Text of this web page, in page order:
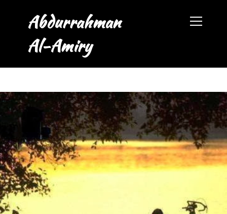
Abdurrahman
Al-Amiry